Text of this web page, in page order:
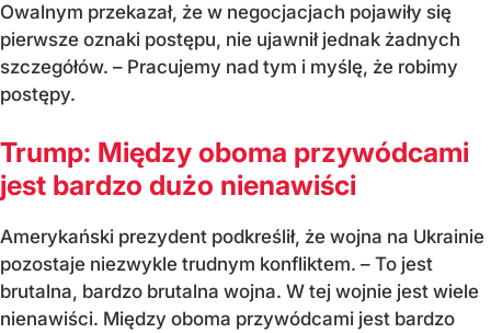
Owalnym przekazał, że w negocjacjach pojawiły się
pierwsze oznaki postępu, nie ujawnił jednak żadnych
szczegółów. – Pracujemy nad tym i myślę, że robimy
postępy.
Trump: Między oboma przywódcami
jest bardzo dużo nienawiści
Amerykański prezydent podkreślił, że wojna na Ukrainie
pozostaje niezwykle trudnym konfliktem. – To jest
brutalna, bardzo brutalna wojna. W tej wojnie jest wiele
nienawiści. Między oboma przywódcami jest bardzo